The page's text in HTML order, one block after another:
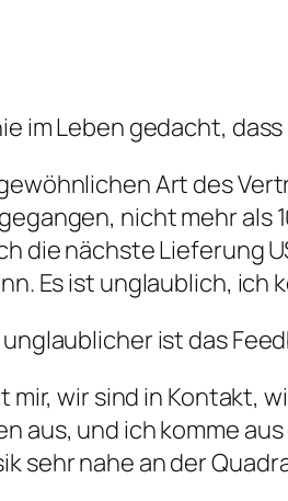
im Leben gedacht,
Art des
nicht mehr als
die nächste Lieferung
Es ist unglaublich, ich
ist das
mir, wir sind in Kontakt,
aus, und ich komme
sehr nahe an der